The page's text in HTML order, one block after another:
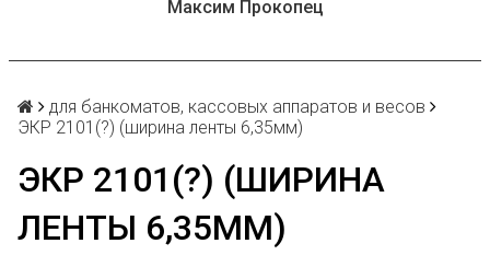
Максим Прокопец
для банкоматов, кассовых аппаратов и весов
ЭКР 2101(?) (ширина ленты 6,35мм)
ЭКР 2101(?) (ШИРИНА
ЛЕНТЫ 6,35ММ)